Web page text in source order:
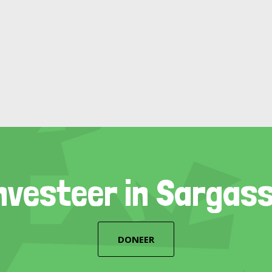
in
DONEER